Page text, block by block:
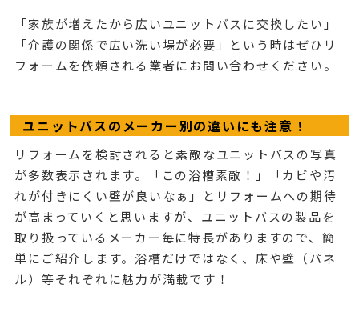
「家族が増えたから広いユニットバスに交換したい」
「介護の関係で広い洗い場が必要」という時はぜひリ
フォームを依頼される業者にお問い合わせください。
ユニットバスのメーカー別の違いにも注意！
リフォームを検討されると素敵なユニットバスの写真
が多数表示されます。「この浴槽素敵！」「カビや汚
れが付きにくい壁が良いなぁ」とリフォームへの期待
が高まっていくと思いますが、ユニットバスの製品を
取り扱っているメーカー毎に特長がありますので、簡
単にご紹介します。浴槽だけではなく、床や壁（パネ
ル）等それぞれに魅力が満載です！